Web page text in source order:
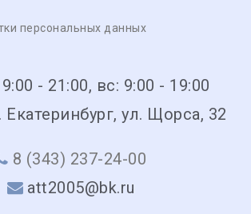
персональных данных
- 21:00, вс: 9:00 - 19:00
Екатеринбург, ул. Щорса, 32
8 (343) 237-24-00
att2005@bk.ru